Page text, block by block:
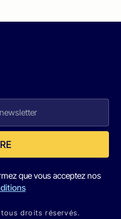
que vous acceptez nos
droits réservés.